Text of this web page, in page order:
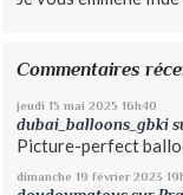
Commentaires
jeudi 15 mai 2025 16h40
dubai_balloons_gbki
Picture-perfect
dimanche 19 février 2023